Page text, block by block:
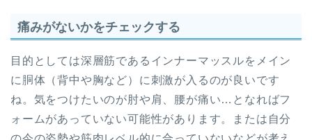
痛みがないかをチェックする
目的としては深層筋であるインナーマッスルをメイン
に胴体（背中や胸など）に刺激が入るのが良いです
ね。気をつけたいのが肘や肩、腰が痛い…となればフ
ォームがあっていない可能性があります。または自分